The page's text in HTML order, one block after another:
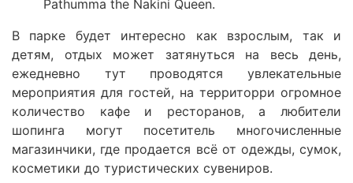
Pathumma the Nakini Queen.
В парке будет интересно как взрослым, так и
детям, отдых может затянуться на весь день,
ежедневно тут проводятся увлекательные
мероприятия для гостей, на территорри огромное
количество кафе и ресторанов, а любители
шопинга могут посетитель многочисленные
магазинчики, где продается всё от одежды, сумок,
косметики до туристических сувениров.